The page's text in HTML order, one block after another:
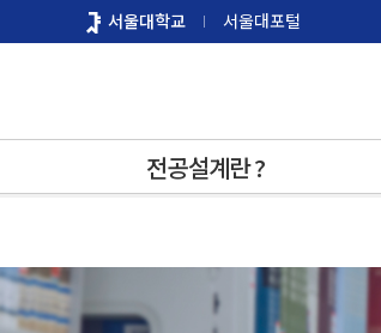
로
서울대학교 서울대포털
전공설계란 ?